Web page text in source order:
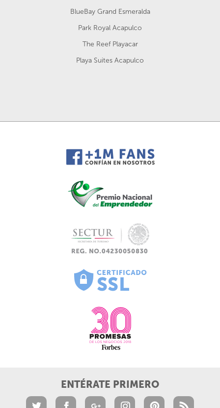
BlueBay Grand Esmeralda
Park Royal Acapulco
The Reef Playacar
Playa Suites Acapulco
ENTÉRATE PRIMERO